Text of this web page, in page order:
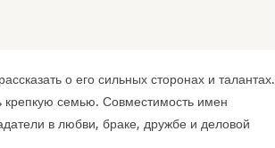
о его сильных сторонах и талантах.
семью. Совместимость имен
в любви, браке, дружбе и деловой